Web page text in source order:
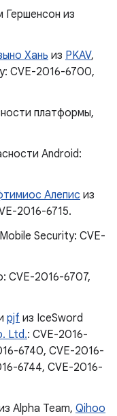
из
Хань из PKAV,
CVE-2016-6700,
платформы,
Android:
Алепис из
2016-6715.
Security: CVE-
CVE-2016-6707,
pjf из IceSword
Ltd.: CVE-2016-
6740, CVE-2016-
6744, CVE-2016-
Alpha Team, Qihoo